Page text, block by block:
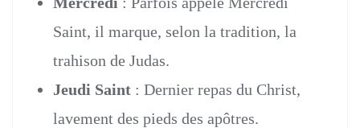
Saint, il marque, selon la tradition, la
trahison de Judas.
Jeudi Saint : Dernier repas du Christ,
lavement des pieds des apôtres.